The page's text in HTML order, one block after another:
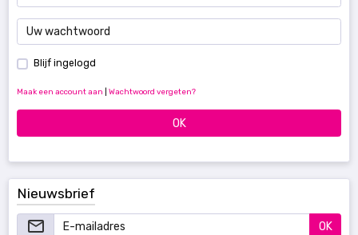
Blijf ingelogd
Maak een account aan Wachtwoord vergeten?
OK
Nieuwsbrief
OK